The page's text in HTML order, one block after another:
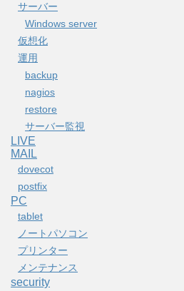
サーバー
Windows server
仮想化
運用
backup
nagios
restore
サーバー監視
LIVE
MAIL
dovecot
postfix
PC
tablet
ノートパソコン
プリンター
メンテナンス
security